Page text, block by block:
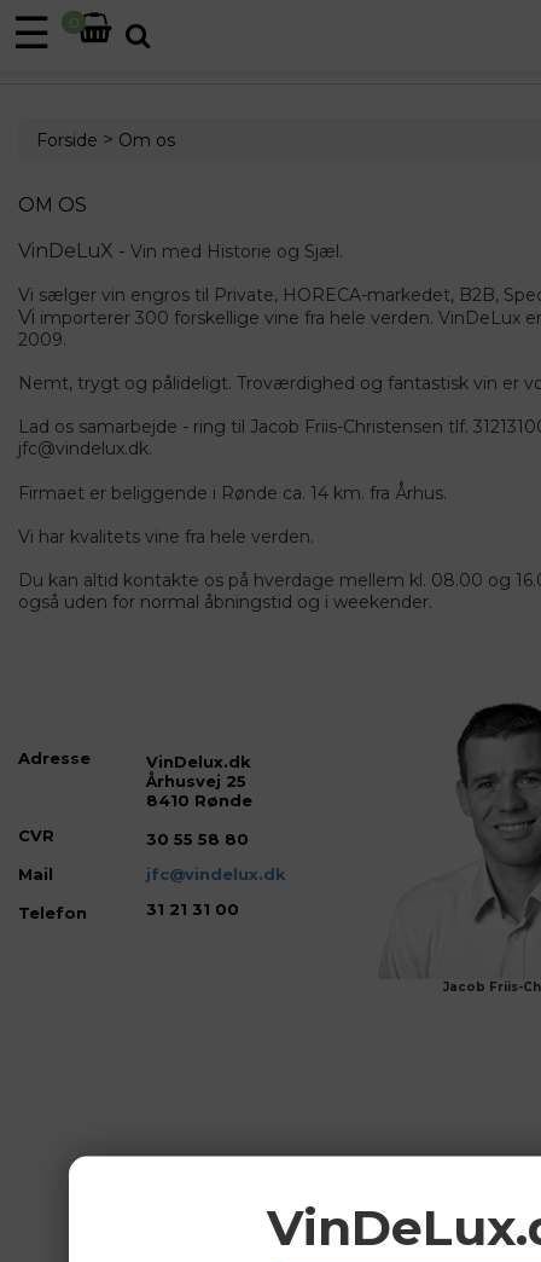
☰ 0
Forside > Om os
OM OS
VinDeLuX - Vin med Historie og Sjæl.
Vi sælger vin engros til Private, HORECA-markedet, B2B,
Vi importerer 300 forskellige vine fra hele verden. VinDeLux
2009.
Nemt, trygt og pålideligt. Troværdighed og fantastisk vin er
Lad os samarbejde - ring til Jacob Friis-Christensen tlf.
jfc@vindelux.dk.
Firmaet er beliggende i Rønde ca. 14 km. fra Århus.
Vi har kvalitets vine fra hele verden.
Du kan altid kontakte os på hverdage mellem kl. 08.00 og
også uden for normal åbningstid og i weekender.
Adresse
CVR
Mail
Telefon
VinDelux.dk
Århusvej 25
8410 Rønde
30 55 58 80
jfc@vindelux.dk
31 21 31 00
Jacob Friis-